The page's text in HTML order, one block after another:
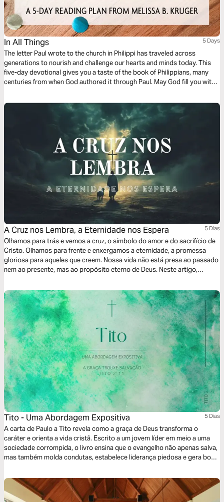
In All Things 5 Days
The letter Paul wrote to the church in Philippi has traveled across
generations to nourish and challenge our hearts and minds today. This
five-day devotional gives you a taste of the book of Philippians, many
centuries from when God authored it through Paul. May God fill you with
not just Paul’s words to an ancient church—these are God’s words to
A Cruz nos Lembra, a Eternidade nos Espera 5 Dias
Olhamos para trás e vemos a cruz, o símbolo do amor e do sacrifício de
Cristo. Olhamos para frente e enxergamos a eternidade, a promessa
gloriosa para aqueles que creem. Nossa vida não está presa ao passado
nem ao presente, mas ao propósito eterno de Deus. Neste artigo,
vir.
Tito - Uma Abordagem Expositiva 5 Dias
A carta de Paulo a Tito revela como a graça de Deus transforma o
caráter e orienta a vida cristã. Escrito a um jovem líder em meio a uma
sociedade corrompida, o livro ensina que o evangelho não apenas salva,
mas também molda condutas, estabelece liderança piedosa e gera boas
prática, equilibrando autoridade, pureza e serviço, para que a igreja
reflita a glória de Cristo.